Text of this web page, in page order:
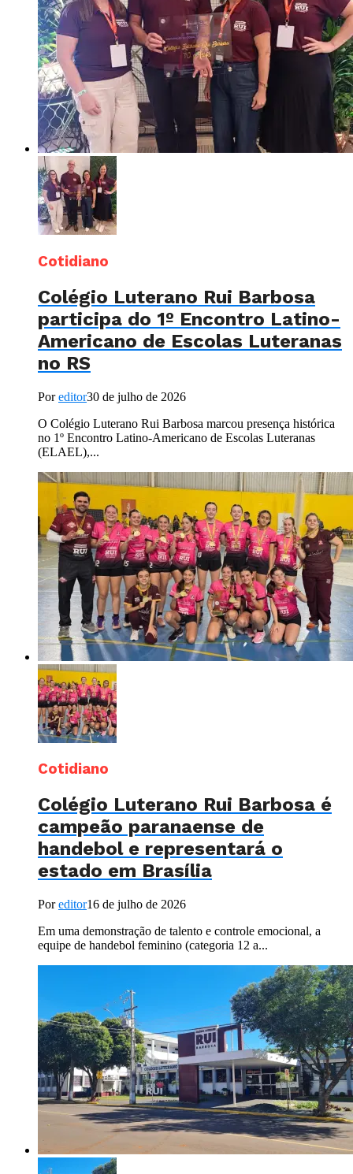
Cotidiano
Colégio Luterano Rui Barbosa
participa do 1º Encontro Latino-
Americano de Escolas Luteranas
no RS
Poreditor30 de julho de 2026
O Colégio Luterano Rui Barbosa marcou presença histórica
no 1º Encontro Latino-Americano de Escolas Luteranas
(ELAEL),...
Cotidiano
Colégio Luterano Rui Barbosa é
campeão paranaense de
handebol e representará o
estado em Brasília
Poreditor16 de julho de 2026
Em uma demonstração de talento e controle emocional, a
equipe de handebol feminino (categoria 12 a...